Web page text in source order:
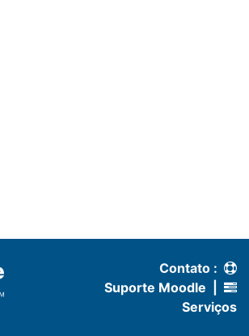
Contato :
Suporte Moodle
Serviços